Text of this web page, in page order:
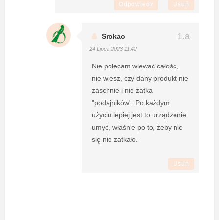
Odpowiedz Usuń
Srokao
24 Lipca 2023 11:42
Nie polecam wlewać całość,
nie wiesz, czy dany produkt nie
zaschnie i nie zatka
"podajników". Po każdym
użyciu lepiej jest to urządzenie
umyć, właśnie po to, żeby nic
się nie zatkało.
Usuń